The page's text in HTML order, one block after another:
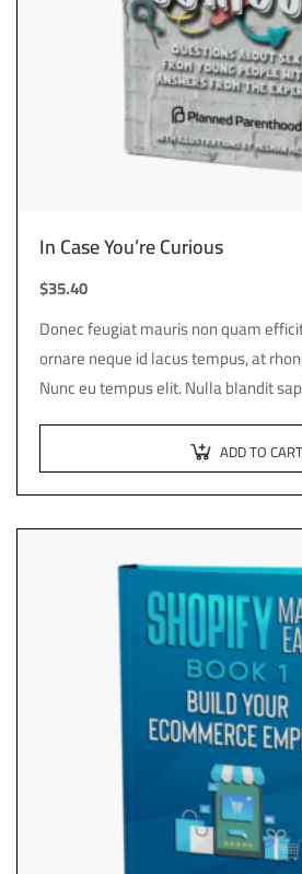
In Case You’re Curious
$35.40
Donec feugiat mauris non quam
ornare neque id lacus tempus, at
Nunc eu tempus elit. Nulla blandit
dictum.
ADD TO CART